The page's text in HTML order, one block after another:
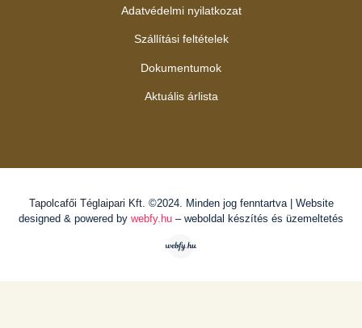
Adatvédelmi nyilatkozat
Szállítási feltételek
Dokumentumok
Aktuális árlista
Tapolcafői Téglaipari Kft. ©2024. Minden jog fenntartva | Website
designed & powered by webfy.hu – weboldal készítés és üzemeltetés